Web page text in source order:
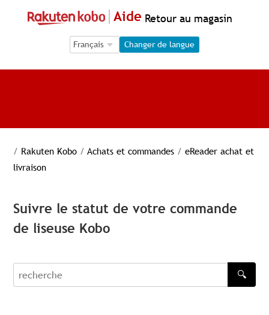
Aide Retour au magasin
Language Selection
Language Selection
Changer de langue
/ Rakuten Kobo / Achats et commandes / eReader achat et
livraison
Suivre le statut de votre commande
de liseuse Kobo
recherche
🔍